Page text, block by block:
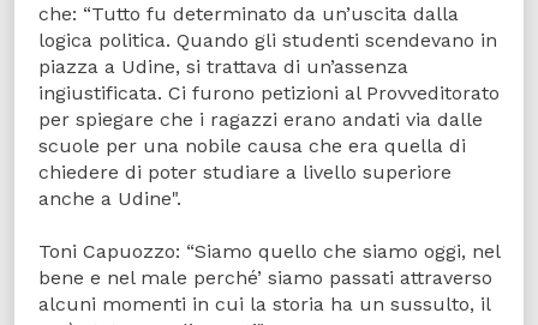
che: “Tutto fu determinato da un’uscita dalla
logica politica. Quando gli studenti scendevano in
piazza a Udine, si trattava di un’assenza
ingiustificata. Ci furono petizioni al Provveditorato
per spiegare che i ragazzi erano andati via dalle
scuole per una nobile causa che era quella di
chiedere di poter studiare a livello superiore
anche a Udine".
Toni Capuozzo: “Siamo quello che siamo oggi, nel
bene e nel male perché’ siamo passati attraverso
alcuni momenti in cui la storia ha un sussulto, il